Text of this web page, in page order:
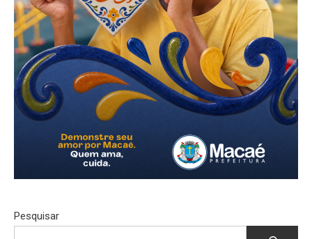
Pesquisar